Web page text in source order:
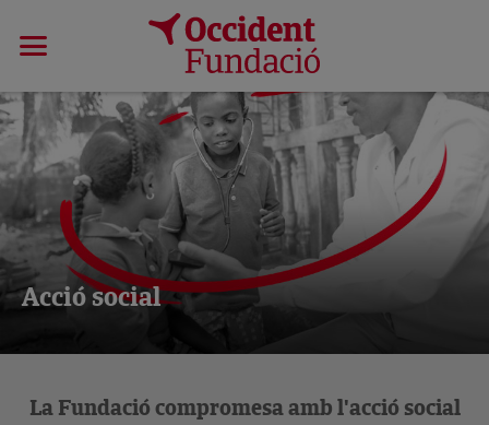
Acció social
La Fundació compromesa amb l'acció social